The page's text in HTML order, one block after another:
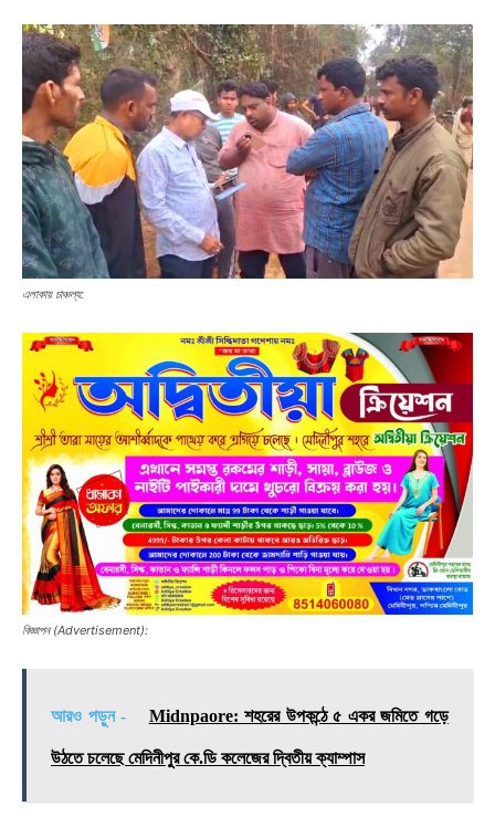
এলাকায় চাঞ্চল্য:
বিজ্ঞাপন (Advertisement):
আরও পড়ুন - Midnpaore: শহরের উপকন্ঠে ৫ একর জমিতে গড়ে
উঠতে চলেছে মেদিনীপুর কে.ডি কলেজের দ্বিতীয় ক্যাম্পাস